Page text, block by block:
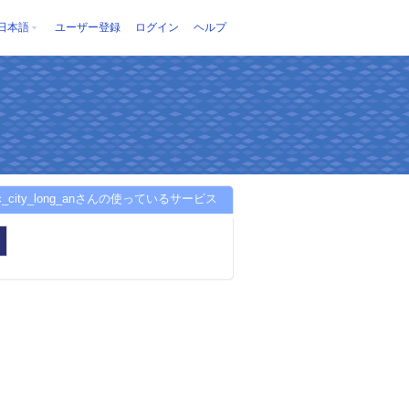
本語 ユーザー登録 ログイン ヘルプ
さんの使っているサービス